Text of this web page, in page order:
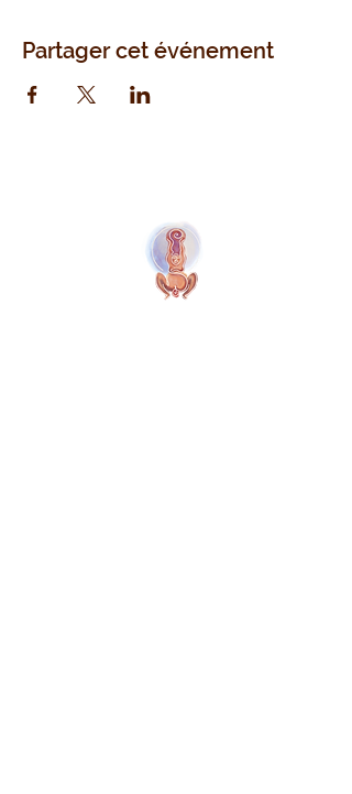
Partager cet événement